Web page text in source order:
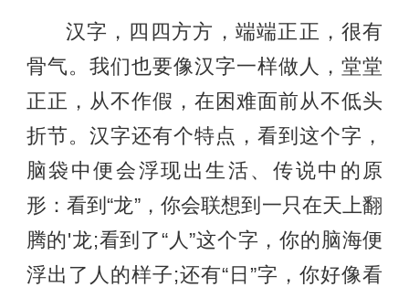
汉字，四四方方，端端正正，很有
骨气。我们也要像汉字一样做人，堂堂
正正，从不作假，在困难面前从不低头
折节。汉字还有个特点，看到这个字，
脑袋中便会浮现出生活、传说中的原
形：看到“龙”，你会联想到一只在天上翻
腾的'龙;看到了“人”这个字，你的脑海便
浮出了人的样子;还有“日”字，你好像看